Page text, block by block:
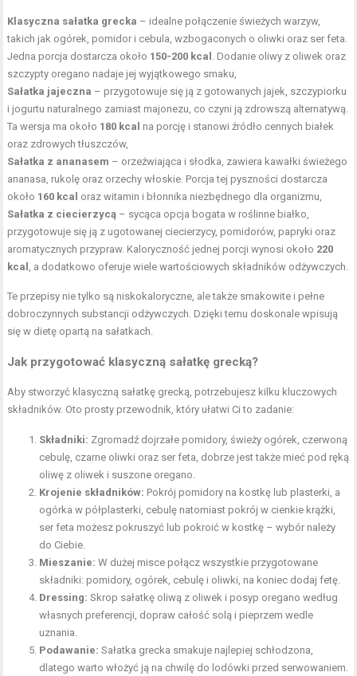
Klasyczna sałatka grecka – idealne połączenie świeżych warzyw,
takich jak ogórek, pomidor i cebula, wzbogaconych o oliwki oraz ser feta.
Jedna porcja dostarcza około 150-200 kcal
. Dodanie oliwy z oliwek oraz
szczypty oregano nadaje jej wyjątkowego smaku,
Sałatka jajeczna – przygotowuje się ją z gotowanych jajek, szczypiorku
i jogurtu naturalnego zamiast majonezu, co czyni ją zdrowszą alternatywą.
Ta wersja ma około 180 kcal na porcję i stanowi źródło cennych białek
oraz zdrowych tłuszczów,
Sałatka z ananasem – orzeźwiająca i słodka, zawiera kawałki świeżego
ananasa, rukolę oraz orzechy włoskie. Porcja tej pyszności dostarcza
około 160 kcal oraz witamin i błonnika niezbędnego dla organizmu,
Sałatka z ciecierzycą – sycąca opcja bogata w roślinne białko,
przygotowuje się ją z ugotowanej ciecierzycy, pomidorów, papryki oraz
aromatycznych przypraw. Kaloryczność jednej porcji wynosi około 220
kcal
, a dodatkowo oferuje wiele wartościowych składników odżywczych.
Te przepisy nie tylko są niskokaloryczne, ale także smakowite i pełne
dobroczynnych substancji odżywczych. Dzięki temu doskonale wpisują
się w dietę opartą na sałatkach.
Jak przygotować klasyczną sałatkę grecką?
Aby stworzyć klasyczną sałatkę grecką, potrzebujesz kilku kluczowych
składników. Oto prosty przewodnik, który ułatwi Ci to zadanie:
Składniki: Zgromadź dojrzałe pomidory, świeży ogórek, czerwoną
cebulę, czarne oliwki oraz ser feta, dobrze jest także mieć pod ręką
oliwę z oliwek i suszone oregano.
Krojenie składników: Pokrój pomidory na kostkę lub plasterki, a
ogórka w półplasterki, cebulę natomiast pokrój w cienkie krążki,
ser feta możesz pokruszyć lub pokroić w kostkę – wybór należy
do Ciebie.
Mieszanie: W dużej misce połącz wszystkie przygotowane
składniki: pomidory, ogórek, cebulę i oliwki, na koniec dodaj fetę.
Dressing: Skrop sałatkę oliwą z oliwek i posyp oregano według
własnych preferencji, dopraw całość solą i pieprzem wedle
uznania.
Podawanie: Sałatka grecka smakuje najlepiej schłodzona,
dlatego warto włożyć ją na chwilę do lodówki przed serwowaniem.